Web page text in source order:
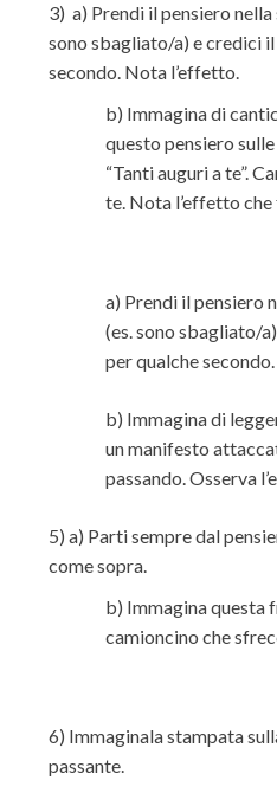
3) a) Prendi il pensiero
sono sbagliato/a) e credici
secondo. Nota l’effetto.
b) Immagina di
questo pensiero sulle
“Tanti auguri a te”.
te. Nota l’effetto che
a) Prendi il pensiero
(es. sono sbagliato/
per qualche
b) Immagina di
un manifesto
passando. Osserva
5) a) Parti sempre dal
come sopra.
b) Immagina questa
camioncino che
6) Immaginala stampata
passante.